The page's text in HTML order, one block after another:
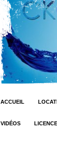
ACCUEIL
VIDÉOS